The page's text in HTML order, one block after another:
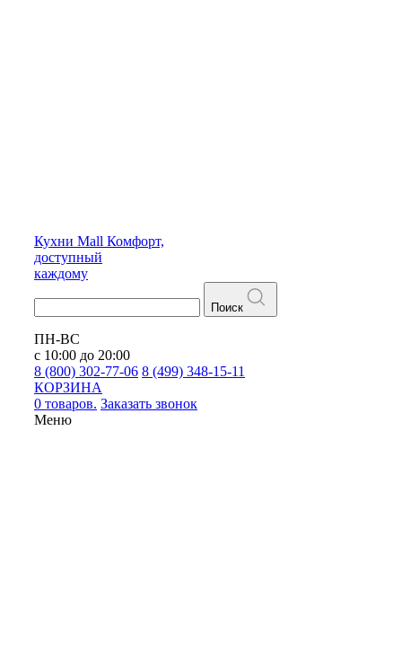
Кухни Mall Комфорт,
доступный
каждому
Поиск
ПН-ВС
с 10:00 до 20:00
8 (800) 302-77-06 8 (499) 348-15-11
КОРЗИНА
0 товаров. Заказать звонок
Меню